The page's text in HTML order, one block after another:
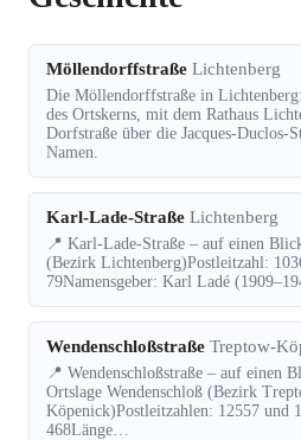
Möllendorffstraße Lichtenberg
Die Möllendorffstraße in
des Ortskerns, mit dem Rathaus
Dorfstraße über die Jacques-Duclos-
Namen.
Karl-Lade-Straße Lichtenberg
📍 Karl-Lade-Straße – auf einen
(Bezirk Lichtenberg)Postleitzahl:
79Namensgeber: Karl Ladé
Wendenschloßstraße Treptow-
📍 Wendenschloßstraße – auf einen
Ortslage Wendenschloß (Bezirk
Köpenick)Postleitzahlen: 12557 und
468Länge…